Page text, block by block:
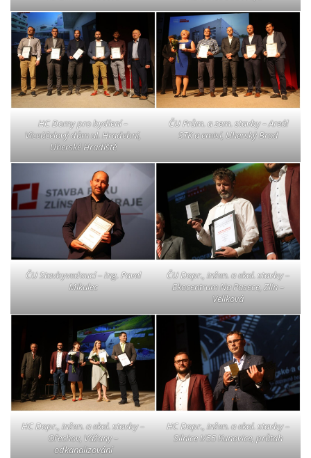
HC Domy pro bydlení –
Víceúčelový dům ul. Hradební,
Uherské Hradiště
ČU Prům. a zem. stavby – Areál
STK a emisí, Uherský Brod
ČU Stavbyvedoucí – Ing. Pavel
Mikulec
ČU Dopr., inžen. a ekol. stavby –
Ekocentrum Na Pasece, Zlín –
Velíková
HC Dopr., inžen. a ekol. stavby –
Ořechov, Vážany –
odkanalizování
HC Dopr., inžen. a ekol. stavby –
Silnice I/55 Kunovice, průtah